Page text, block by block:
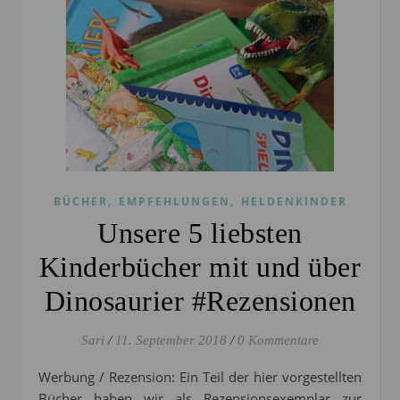
BÜCHER, EMPFEHLUNGEN , HELDENKINDER
Unsere 5 liebsten
Kinderbücher mit und über
Dinosaurier #Rezensionen
Sari / 11. September 2018 / 0 Kommentare
Werbung / Rezension: Ein Teil der hier vorgestellten